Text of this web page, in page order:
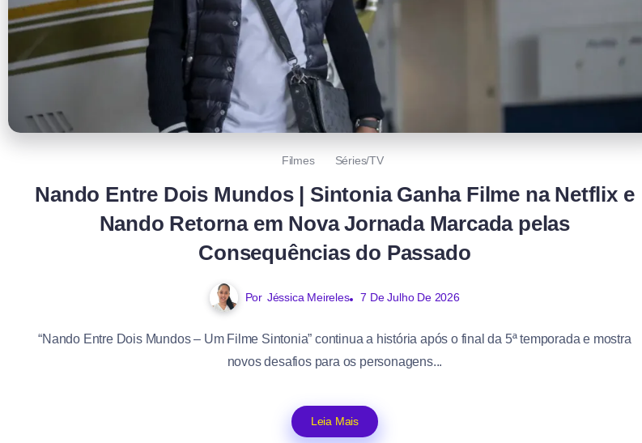
Filmes Séries/TV
Nando Entre Dois Mundos | Sintonia Ganha Filme na Netflix e
Nando Retorna em Nova Jornada Marcada pelas
Consequências do Passado
Por Jéssica Meireles 7 De Julho De 2026
“Nando Entre Dois Mundos – Um Filme Sintonia” continua a história após o final da 5ª temporada e mostra
novos desafios para os personagens...
Leia Mais